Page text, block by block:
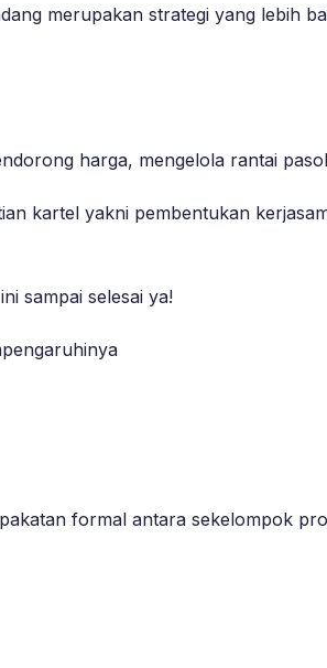
merupakan strategi yang lebih
harga, mengelola rantai
kartel yakni pembentukan
sampai selesai ya!
formal antara sekelompok